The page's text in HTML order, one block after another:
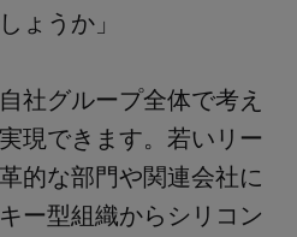
ょうか」
社グループ全体で考え
現できます。若いリー
的な部門や関連会社に
ー型組織からシリコン